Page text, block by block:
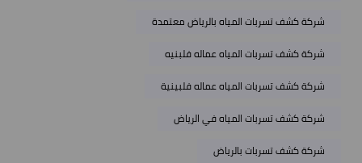
شركة كشف تسربات المياه بالرياض معتمدة
شركة كشف تسربات المياه عماله فلبنيه
شركة كشف تسربات المياه عماله فلبينية
شركة كشف تسربات المياه في الرياض
شركة كشف تسربات بالرياض